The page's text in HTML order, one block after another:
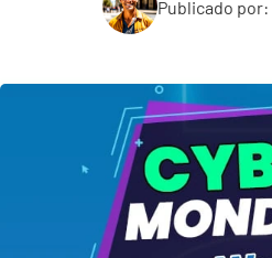
Publicado por: